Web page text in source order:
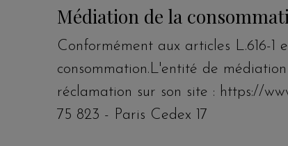
Médiation de la
Conformément aux articles L.616-1
consommation.L'entité de
réclamation sur son site : https://
75 823 - Paris Cedex 17